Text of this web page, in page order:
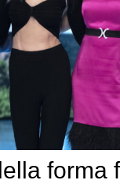
forma